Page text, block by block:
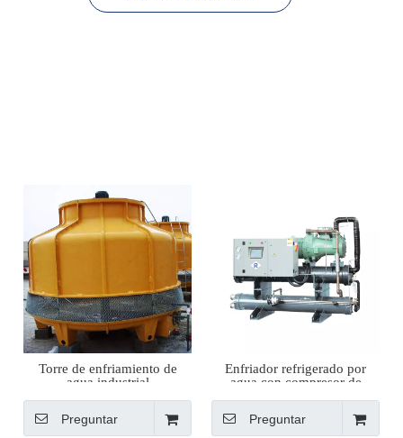
Torre de enfriamiento de
agua industrial
Preguntar
Enfriador refrigerado por
agua con compresor de
Preguntar